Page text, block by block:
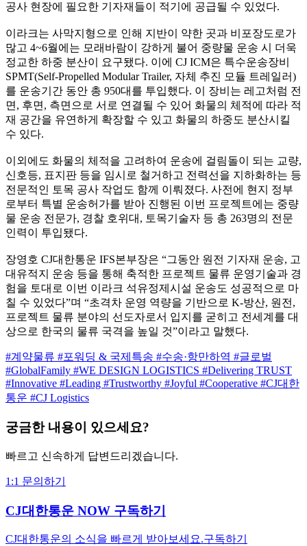
공사 현장에 필요한 기자재들이 적기에 공급될 수 있었다.
이라크는 사막지형으로 인해 지반이 약한 곳과 비포장도로가
많고 4~6월에는 모래바람이 강하게 불어 중량물 운송 시 더욱
정교한 하중 분산이 요구됐다. 이에 CJ ICM은 특수운송장비
SPMT(Self-Propelled Modular Trailer, 자체 추진 모듈 트레일러)
를 운송기간 동안 총 950대를 투입했다. 이 장비는 레고처럼 전
면, 후면, 측면으로 서로 연결될 수 있어 화물의 체적에 따라 적
재 공간을 유연하게 확장할 수 있고 화물의 하중도 분산시킬
수 있다.
이외에도 화물의 체적을 고려하여 운송에 걸림돌이 되는 교량,
신호등, 표지판 등을 임시로 철거하고 전력선을 지하화하는 등
전문적인 토목 공사 작업도 함께 이뤄졌다. 사전에 현지 정부
로부터 특별 운송허가를 받아 진행된 이번 프로젝트에는 중량
물 운송 전문가, 경찰 호위대, 토목기술자 등 총 263명의 전문
인력이 투입됐다.
장영호 CJ대한통운 IFS본부장은 “그동안 원전 기자재 운송, 고
대유적지 운송 등을 통해 축적한 프로젝트 물류 운영기술과 경
험을 토대로 이번 이라크 석유정제시설 운송도 성공적으로 마
칠 수 있었다”며 “초격차 운영 역량을 기반으로 K-방산, 원전,
프로젝트 물류 분야의 선도자로서 입지를 굳히고 전세계를 대
상으로 한국의 물류 국격을 높일 것”이라고 말했다.
#계약물류 #포워딩 & 국제특송 #수송·항만하역 #글로벌
#GlobalFamily #WE DESIGN LOGISTICS #Delivering TRUST
#Innovative #Leading #Trustworthy #Joyful #Cooperative #CJ대한
통운 #CJ Logistics
궁금한 내용이 있으세요?
빠르고 신속하게 답변드리겠습니다.
1:1 문의하기
CJ대한통운 NOW 구독하기
CJ대한통운의 소식을 빠르게 받아보세요.구독하기